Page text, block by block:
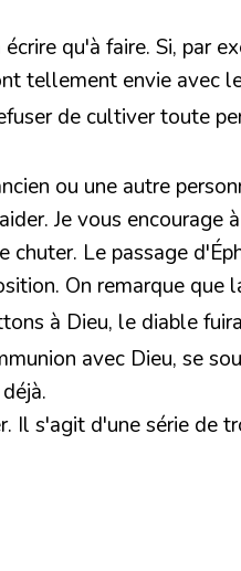
qu'à faire. Si, par
envie avec
de cultiver toute
ou une autre
Je vous encourage
chuter. Le passage
On remarque
à Dieu, le diable
avec Dieu, se
Il s'agit d'une série